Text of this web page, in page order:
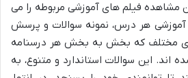
مشاهده فیلم های آموزشی مربوطه را می
هر درس، نمونه سوالات و پرسش
مختلف که بخش به بخش هر درسنامه
اند. این سوالات استاندارد و متنوع، به